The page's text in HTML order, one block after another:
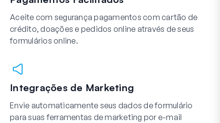
Aceite com segurança pagamentos com cartão de
crédito, doações e pedidos online através de seus
formulários online.
Integrações de Marketing
Envie automaticamente seus dados de formulário
para suas ferramentas de marketing por e-mail